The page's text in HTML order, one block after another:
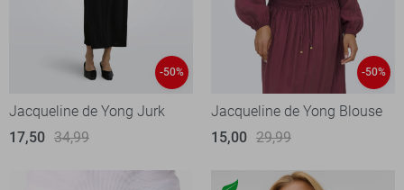
-50%
Jacqueline de Yong Jurk
17,50 34,99
-50%
Jacqueline de Yong Blouse
15,00 29,99